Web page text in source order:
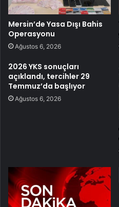
Mersin’de Yasa Dışı Bahis
Operasyonu
Ağustos 6, 2026
2026 YKS sonuçları
açıklandı, tercihler 29
Temmuz’da başlıyor
Ağustos 6, 2026